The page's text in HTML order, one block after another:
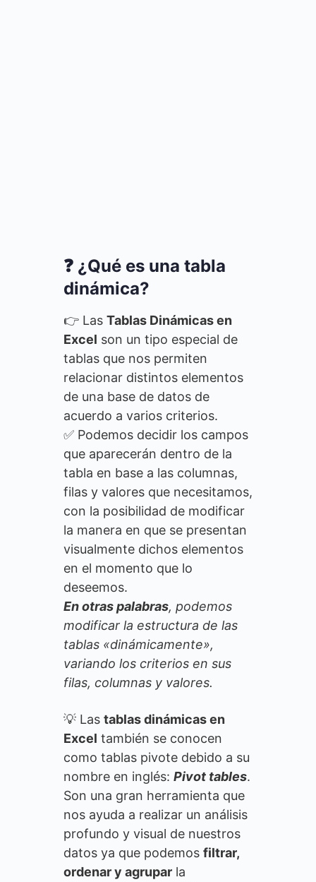
❓ ¿Qué es una tabla
dinámica?
👉 Las Tablas Dinámicas en
Excel son un tipo especial de
tablas que nos permiten
relacionar distintos elementos
de una base de datos de
acuerdo a varios criterios.
✅ Podemos decidir los campos
que aparecerán dentro de la
tabla en base a las columnas,
filas y valores que necesitamos,
con la posibilidad de modificar
la manera en que se presentan
visualmente dichos elementos
en el momento que lo
deseemos.
En otras palabras, podemos
modificar la estructura de las
tablas «dinámicamente»,
variando los criterios en sus
filas, columnas y valores.
💡 Las tablas dinámicas en
Excel también se conocen
como tablas pivote debido a su
nombre en inglés: Pivot tables.
Son una gran herramienta que
nos ayuda a realizar un análisis
profundo y visual de nuestros
datos ya que podemos filtrar,
ordenar y agrupar la